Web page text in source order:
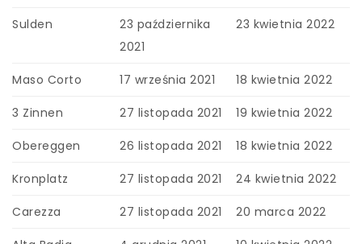
Sulden
23 października
2021
23 kwietnia 2022
Maso Corto 17 września 2021 18 kwietnia 2022
3 Zinnen 27 listopada 2021 19 kwietnia 2022
Obereggen 26 listopada 2021 18 kwietnia 2022
Kronplatz 27 listopada 2021 24 kwietnia 2022
Carezza 27 listopada 2021 20 marca 2022